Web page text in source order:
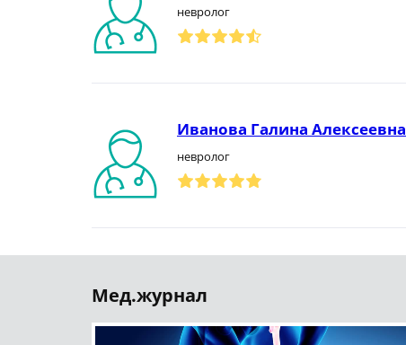
невролог
Иванова Галина Алексеевна
невролог
Мед.журнал